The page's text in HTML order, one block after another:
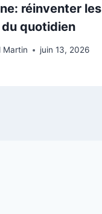
réinventer les
quotidien
Martin juin 13, 2026